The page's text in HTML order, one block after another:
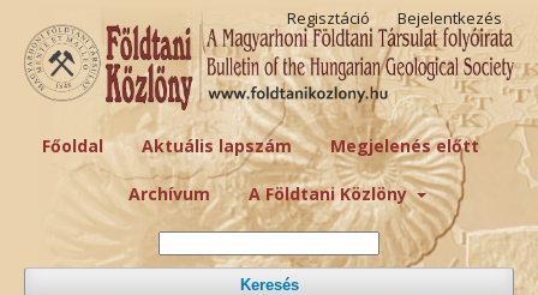
Főoldal Aktuális lapszám Megjelenés előtt
Archívum A Földtani Közlöny
Keresés
Regisztáció Bejelentkezés